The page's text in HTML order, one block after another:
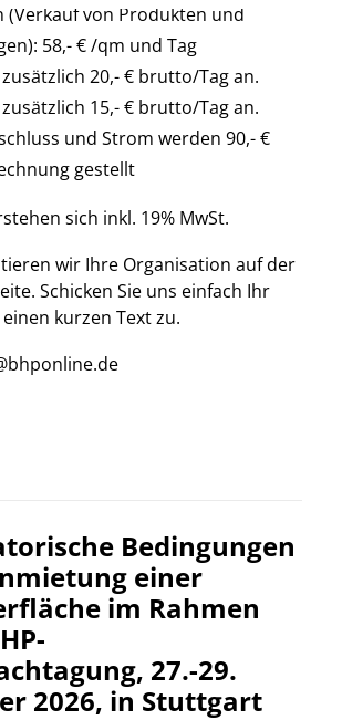
(Verkauf von Produkten und
58,- € /qm und Tag
zusätzlich 20,- € brutto/Tag an.
zusätzlich 15,- € brutto/Tag an.
und Strom werden 90,- €
gestellt
sich inkl. 19% MwSt.
wir Ihre Organisation auf der
Schicken Sie uns einfach Ihr
kurzen Text zu.
Bedingungen
einer
im Rahmen
27.-29.
2026, in Stuttgart